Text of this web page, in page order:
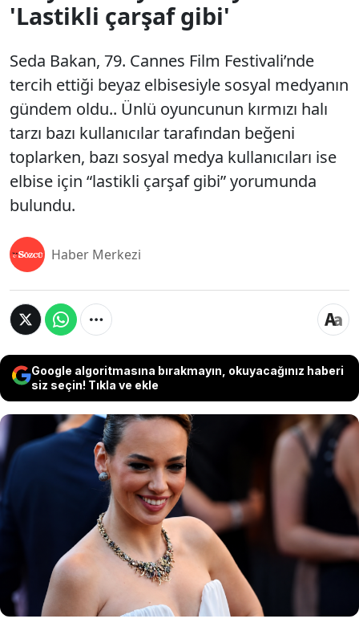
'Lastikli çarşaf gibi'
Seda Bakan, 79. Cannes Film Festivali’nde
tercih ettiği beyaz elbisesiyle sosyal medyanın
gündem oldu.. Ünlü oyuncunun kırmızı halı
tarzı bazı kullanıcılar tarafından beğeni
toplarken, bazı sosyal medya kullanıcıları ise
elbise için “lastikli çarşaf gibi” yorumunda
bulundu.
Haber Merkezi
Google algoritmasına bırakmayın, okuyacağınız haberi
siz seçin! Tıkla ve ekle
Seda Bakan, 79. Cannes Film Festivali’nde tercih
ettiği beyaz elbisesiyle sosyal medyanın gündem
oldu.. Ünlü oyuncunun kırmızı halı tarzı bazı
kullanıcılar tarafından beğeni toplarken, bazı
sosyal medya kullanıcıları ise elbise için “lastikli
çarşaf gibi” yorumunda bulundu.